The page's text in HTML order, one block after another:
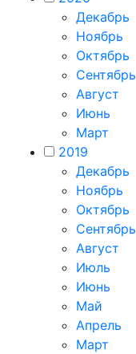
Декабрь
Ноябрь
Октябрь
Сентябрь
Август
Июнь
Март
2019
Декабрь
Ноябрь
Октябрь
Сентябрь
Август
Июль
Июнь
Май
Апрель
Март